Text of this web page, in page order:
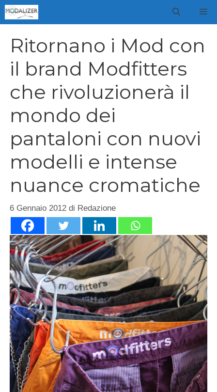
Vai
al
Ritornano i Mod con
il brand Modfitters
che rivoluzionerà il
mondo dei
pantaloni con nuovi
modelli e intense
nuance cromatiche
6 Gennaio 2012 di Redazione